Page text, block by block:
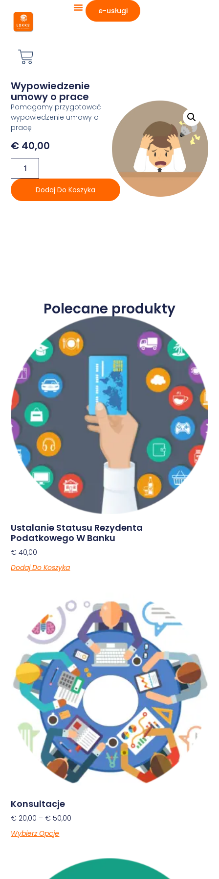
e-usługi
Wypowiedzenie
umowy o prace
Pomagamy przygotować
wypowiedzenie umowy o
pracę
€ 40,00
Dodaj Do Koszyka
Polecane produkty
Ustalanie Statusu Rezydenta
Podatkowego W Banku
€ 40,00
Dodaj Do Koszyka
Konsultacje
€ 20,00 – € 50,00
Wybierz Opcje